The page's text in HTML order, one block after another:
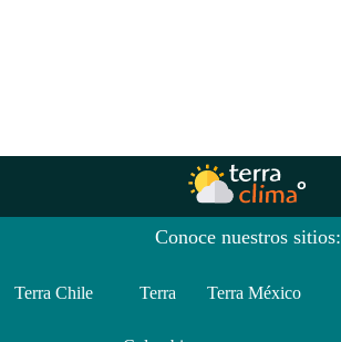
Conoce nuestros sitios:
Terra Chile Terra Terra México